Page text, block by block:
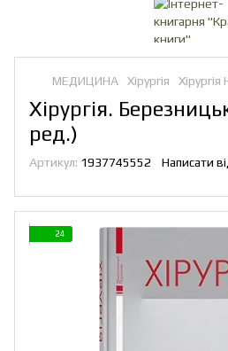
МЕДИЦИНА Хірургія
Хірургія.
ред.)
Артикул: 1937745552 Написати
24